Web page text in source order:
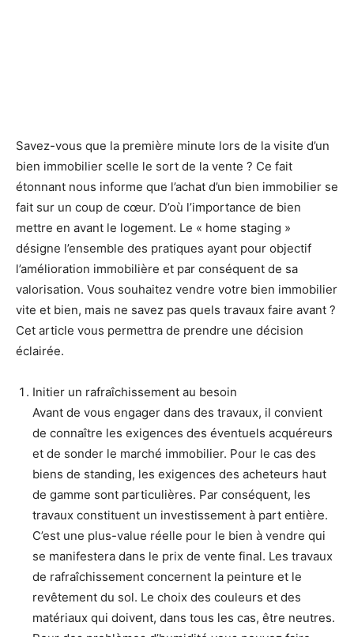
Savez-vous que la première minute lors de la visite d’un
bien immobilier scelle le sort de la vente ? Ce fait
étonnant nous informe que l’achat d’un bien immobilier se
fait sur un coup de cœur. D’où l’importance de bien
mettre en avant le logement. Le « home staging »
désigne l’ensemble des pratiques ayant pour objectif
l’amélioration immobilière et par conséquent de sa
valorisation. Vous souhaitez vendre votre bien immobilier
vite et bien, mais ne savez pas quels travaux faire avant ?
Cet article vous permettra de prendre une décision
éclairée.
Initier un rafraîchissement au besoin
Avant de vous engager dans des travaux, il convient
de connaître les exigences des éventuels acquéreurs
et de sonder le marché immobilier. Pour le cas des
biens de standing, les exigences des acheteurs haut
de gamme sont particulières. Par conséquent, les
travaux constituent un investissement à part entière.
C’est une plus-value réelle pour le bien à vendre qui
se manifestera dans le prix de vente final. Les travaux
de rafraîchissement concernent la peinture et le
revêtement du sol. Le choix des couleurs et des
matériaux qui doivent, dans tous les cas, être neutres.